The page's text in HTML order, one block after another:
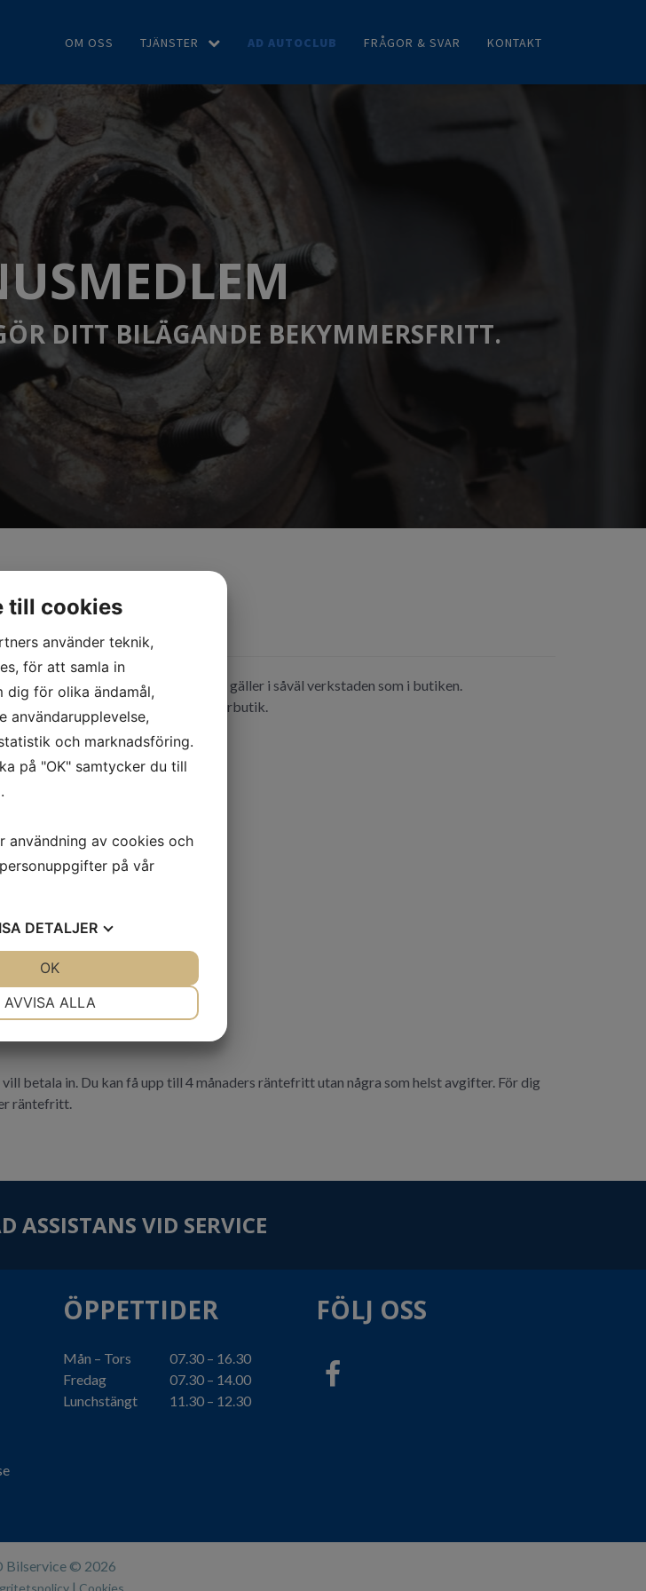
OM OSS TJÄNSTER AD AUTOCLUB FRÅGOR & SVAR KONTAKT
DITT BILÄGANDE BEKYMMERSFRITT.
dina bilkostnader då samma kort gäller i såväl verkstaden som i butiken.
hos oss eller hos din AD Centerbutik.
betala in. Du kan få upp till 4 månaders räntefritt utan några som helst avgifter. För dig
räntefritt.
ASSISTANS VID SERVICE
ÖPPETTIDER
Mån – Tors
07.30 – 16.30
Fredag
07.30 – 14.00
Lunchstängt
11.30 – 12.30
FÖLJ OSS
Bilservice © 2026
| Cookies
till cookies
använder teknik,
för att samla in
dig för olika ändamål,
användarupplevelse,
och marknadsföring.
på "OK" samtycker du till
användning av cookies och
på vår
DETALJER
AVVISA ALLA
OK